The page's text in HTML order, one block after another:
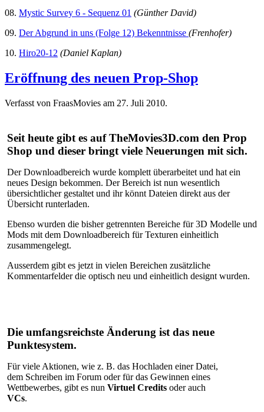
08. Mystic Survey 6 - Sequenz 01 (Günther David)
09. Der Abgrund in uns (Folge 12) Bekenntnisse (Frenhofer)
10. Hiro20-12 (Daniel Kaplan)
Eröffnung des neuen Prop-Shop
Verfasst von FraasMovies am 27. Juli 2010.
Seit heute gibt es auf TheMovies3D.com den Prop
Shop und dieser bringt viele Neuerungen mit sich.
Der Downloadbereich wurde komplett überarbeitet und hat ein
neues Design bekommen. Der Bereich ist nun wesentlich
übersichtlicher gestaltet und ihr könnt Dateien direkt aus der
Übersicht runterladen.
Ebenso wurden die bisher getrennten Bereiche für 3D Modelle und
Mods mit dem Downloadbereich für Texturen einheitlich
zusammengelegt.
Ausserdem gibt es jetzt in vielen Bereichen zusätzliche
Kommentarfelder die optisch neu und einheitlich designt wurden.
Die umfangsreichste Änderung ist das neue
Punktesystem.
Für viele Aktionen, wie z. B. das Hochladen einer Datei,
dem Schreiben im Forum oder für das Gewinnen eines
Wettbewerbes, gibt es nun Virtuel Credits oder auch
VCs.